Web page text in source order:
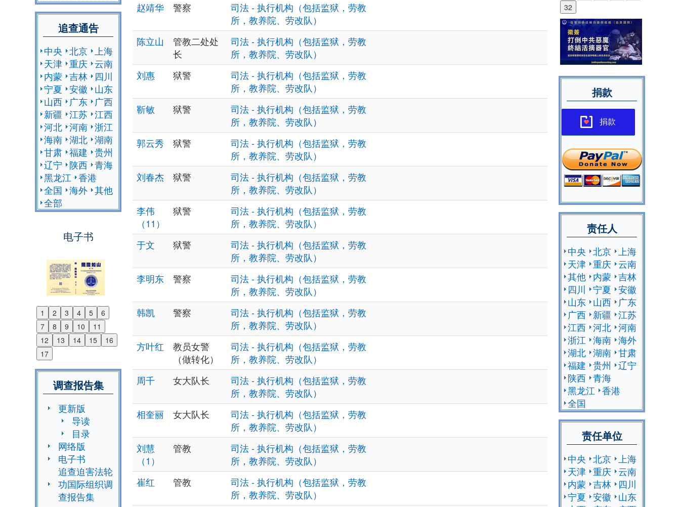
追查通告
中央 北京 上海
天津 重庆 云南
内蒙 吉林
四川
宁夏 安徽
山东
山西
广东
广西
新疆 江苏 江西
河北 河南 浙江
海南 湖北 湖南
甘肃 福建 贵州
辽宁
陕西 青海
黑龙江 香港
全国 海外 其他
全部
电子书
1 2 3 4 5
6
7
8 9 10
11
12
13 14 15
16
17
Previous
Next
调查报告集
更新版
导读
目录
网络版
电子书
追查迫害法轮
功国际组织调
查报告集
赵靖华
警察
司法 - 执行机构（包括监狱，劳教
所，教养院、劳改队）
陈立山
管教二处处
长
司法 - 执行机构（包括监狱，劳教
所，教养院、劳改队）
刘惠
狱警
司法 - 执行机构（包括监狱，劳教
所，教养院、劳改队）
靳敏
狱警
司法 - 执行机构（包括监狱，劳教
所，教养院、劳改队）
郭云秀
狱警
司法 - 执行机构（包括监狱，劳教
所，教养院、劳改队）
刘春杰
狱警
司法 - 执行机构（包括监狱，劳教
所，教养院、劳改队）
李伟
（11）
狱警
司法 - 执行机构（包括监狱，劳教
所，教养院、劳改队）
于文
狱警
司法 - 执行机构（包括监狱，劳教
所，教养院、劳改队）
李明东
警察
司法 - 执行机构（包括监狱，劳教
所，教养院、劳改队）
韩凯
警察
司法 - 执行机构（包括监狱，劳教
所，教养院、劳改队）
方叶红
教员女警
（做转化）
司法 - 执行机构（包括监狱，劳教
所，教养院、劳改队）
周千
女大队长
司法 - 执行机构（包括监狱，劳教
所，教养院、劳改队）
相奎丽
女大队长
司法 - 执行机构（包括监狱，劳教
所，教养院、劳改队）
刘慧
（1）
管教
司法 - 执行机构（包括监狱，劳教
所，教养院、劳改队）
崔红
管教
司法 - 执行机构（包括监狱，劳教
所，教养院、劳改队）
32
捐款
捐款
责任人
中央 北京
上海
天津 重庆 云南
其他 内蒙 吉林
四川
宁夏 安徽
山东 山西
广东
广西 新疆 江苏
江西 河北 河南
浙江 海南 海外
湖北 湖南 甘肃
福建 贵州
辽宁
陕西 青海
黑龙江 香港
全国
责任单位
中央 北京
上海
天津 重庆 云南
内蒙 吉林
四川
宁夏 安徽
山东